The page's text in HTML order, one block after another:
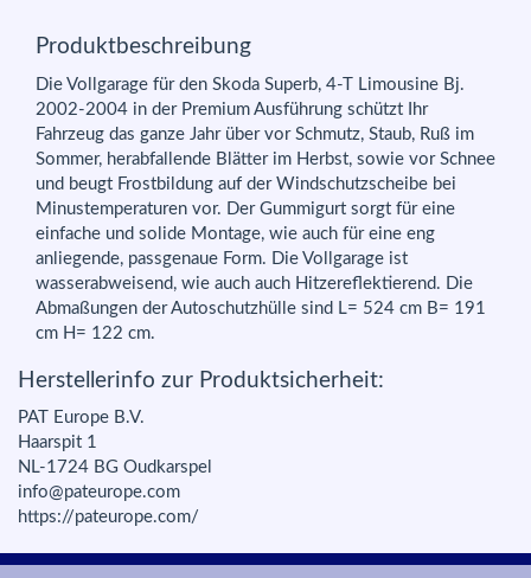
Produktbeschreibung
Die Vollgarage für den Skoda Superb, 4-T Limousine Bj.
2002-2004 in der Premium Ausführung schützt Ihr
Fahrzeug das ganze Jahr über vor Schmutz, Staub, Ruß im
Sommer, herabfallende Blätter im Herbst, sowie vor Schnee
und beugt Frostbildung auf der Windschutzscheibe bei
Minustemperaturen vor. Der Gummigurt sorgt für eine
einfache und solide Montage, wie auch für eine eng
anliegende, passgenaue Form. Die Vollgarage ist
wasserabweisend, wie auch auch Hitzereflektierend. Die
Abmaßungen der Autoschutzhülle sind L= 524 cm B= 191
cm H= 122 cm.
Herstellerinfo zur Produktsicherheit:
PAT Europe B.V.
Haarspit 1
NL-1724 BG Oudkarspel
info@pateurope.com
https://pateurope.com/